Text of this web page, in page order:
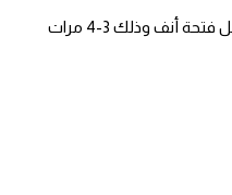
توضع الكمية المناسبة في كل فتحة أنف وذلك 3-4 مرات